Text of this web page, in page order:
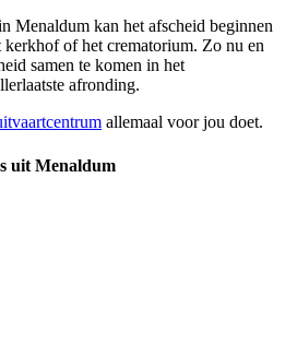
Menaldum kan het afscheid beginnen
kerkhof of het crematorium. Zo nu en
samen te komen in het
afronding.
allemaal voor jou doet.
uit Menaldum